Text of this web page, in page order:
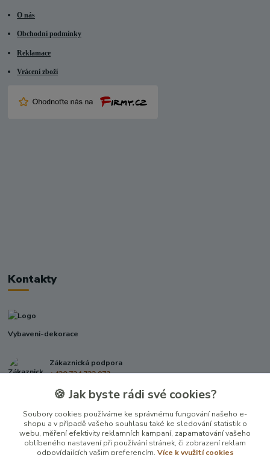
O nás
Obchodní podmínky
Reklamace
Vrácení zboží
Kontakty
Vybaveni-dekorace
Zákaznická podpora
+420 724 722 973
info@vybaveni-dekorace.cz
🍪 Jak byste rádi své cookies?
Soubory cookies používáme ke správnému fungování našeho e-
shopu a v případě vašeho souhlasu také ke sledování statistik o
webu, měření efektivity reklamních kampaní, zapamatování vašeho
oblíbeného nastavení při používání stránek, či zobrazení reklam
odpovídajících vašim preferencím. Více k využití cookies